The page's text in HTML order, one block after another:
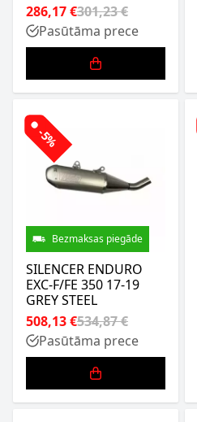
286,17 €301,23 €
Pasūtāma prece
-5%
Bezmaksas piegāde
SILENCER ENDURO
EXC-F/FE 350 17-19
GREY STEEL
508,13 €534,87 €
Pasūtāma prece